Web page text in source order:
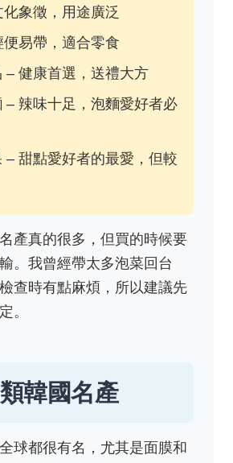
象徵，用途廣泛
易帶，適合零食
– 健康首選，送禮大方
– 辣味十足，泡麵愛好者必
– 甜點愛好者的最愛，但較
產真的很多，但買的時候要
。我曾經帶太多泡菜回台
查時有點麻煩，所以建議先
。
韓國名產
球都很有名，尤其是面膜和